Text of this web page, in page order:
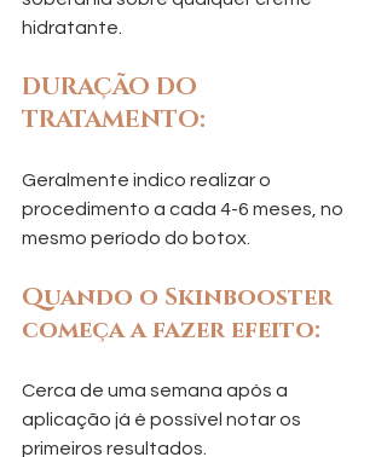
hidratante.
DURAÇÃO DO
TRATAMENTO:
Geralmente indico realizar o
procedimento a cada 4-6 meses, no
mesmo período do botox.
Quando o Skinbooster
começa a fazer efeito:
Cerca de uma semana após a
aplicação já é possível notar os
primeiros resultados.